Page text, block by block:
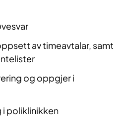
av timeavtalar, samt
og oppgjer i
poliklinikken